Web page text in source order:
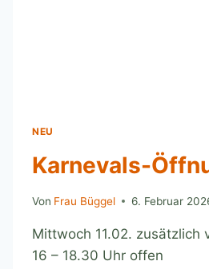
NEU
Karnevals-
Von Frau Büggel 6. Februar
Mittwoch 11.02. zusätzlich
16 – 18.30 Uhr offen